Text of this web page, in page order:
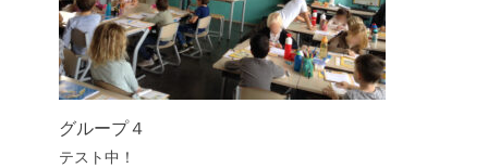
グループ４
テスト中！